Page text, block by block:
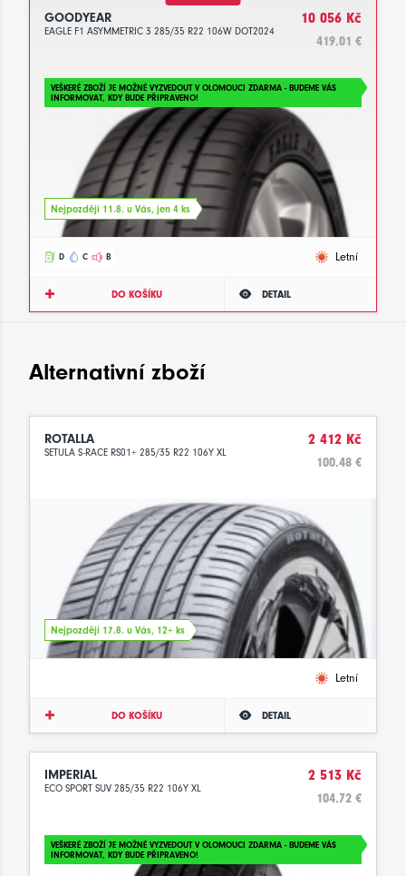
GOODYEAR
EAGLE F1 ASYMMETRIC 3 285/35 R22 106W DOT2024
10 056 Kč
419.01 €
VEŠKERÉ ZBOŽÍ JE MOŽNÉ VYZVEDOUT V OLOMOUCI ZDARMA - BUDEME VÁS
INFORMOVAT, KDY BUDE PŘIPRAVENO!
Nejpozději 11.8. u Vás, jen 4 ks
D C B Letní
DO KOŠÍKU DETAIL
Alternativní zboží
ROTALLA
SETULA S-RACE RS01+ 285/35 R22 106Y XL
2 412 Kč
100.48 €
Nejpozději 17.8. u Vás, 12+ ks
Letní
DO KOŠÍKU DETAIL
IMPERIAL
ECO SPORT SUV 285/35 R22 106Y XL
2 513 Kč
104.72 €
VEŠKERÉ ZBOŽÍ JE MOŽNÉ VYZVEDOUT V OLOMOUCI ZDARMA - BUDEME VÁS
INFORMOVAT, KDY BUDE PŘIPRAVENO!